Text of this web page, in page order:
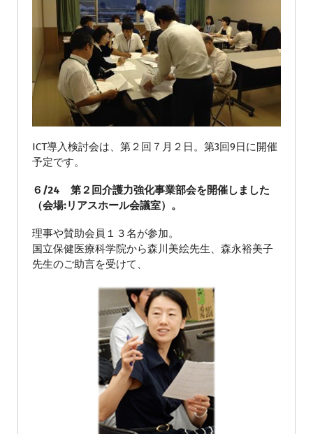
ICT導入検討会は、第２回７月２日。第3回9日に開催
予定です。
６/24 第２回介護力強化事業部会を開催しました
（会場:リアスホール会議室）。
理事や賛助会員１３名が参加。
国立保健医療科学院から森川美絵先生、森永裕美子
先生のご助言を受けて、